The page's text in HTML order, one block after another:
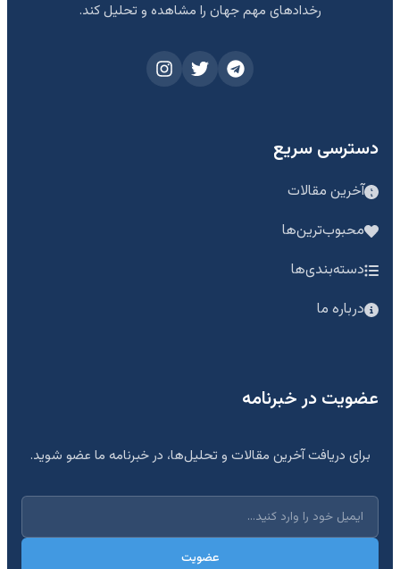
رخدادهای مهم جهان را مشاهده و تحلیل کند.
دسترسی سریع
آخرین مقالات
محبوب‌ترین‌ها
دسته‌بندی‌ها
درباره ما
عضویت در خبرنامه
برای دریافت آخرین مقالات و تحلیل‌ها، در خبرنامه ما عضو شوید.
عضویت